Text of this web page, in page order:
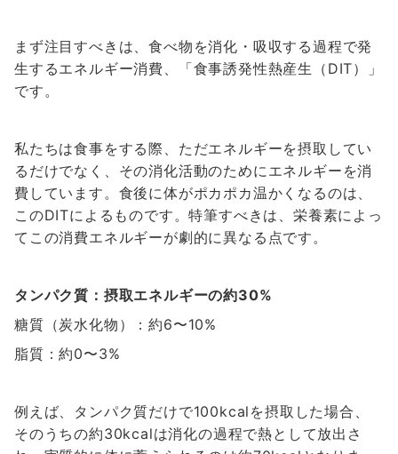
まず注目すべきは、食べ物を消化・吸収する過程で発
生するエネルギー消費、「食事誘発性熱産生（DIT）」
です。
私たちは食事をする際、ただエネルギーを摂取してい
るだけでなく、その消化活動のためにエネルギーを消
費しています。食後に体がポカポカ温かくなるのは、
このDITによるものです。特筆すべきは、栄養素によっ
てこの消費エネルギーが劇的に異なる点です。
タンパク質：摂取エネルギーの約30%
糖質（炭水化物）：約6〜10%
脂質：約0〜3%
例えば、タンパク質だけで100kcalを摂取した場合、
そのうちの約30kcalは消化の過程で熱として放出さ